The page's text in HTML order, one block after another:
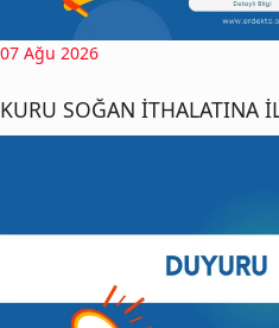
07 Ağu 2026
KURU SOĞAN İTHALATINA